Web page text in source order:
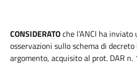
CONSIDERATOche l’ANCI ha
osservazioni sullo schema di
argomento, acquisito al prot. DAR